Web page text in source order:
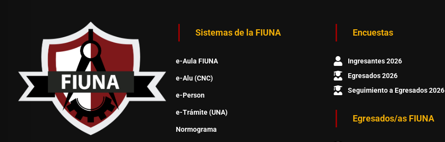
Sistemas de la FIUNA
e-Aula FIUNA
e-Alu (CNC)
e-Person
e-Trámite (UNA)
Normograma
Encuestas
Ingresantes 2026
Egresados 2026
Seguimiento a Egresados 2026
Egresados/as FIUNA